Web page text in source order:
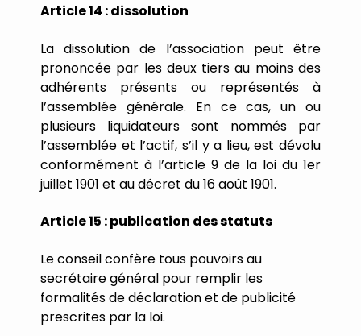
Article14 :dissolution
La dissolution de l’association peut être
prononcée par les deux tiers au moins des
adhérents
présents ou représentés
à
l’assemblée générale. En ce cas, un ou
plusieurs
liquidateurs sont nommés
par
l’assemblée et l’actif, s’il y a lieu, est dévolu
conformément à l’article 9 de la loi du 1er
juillet 1901 et audécret du16août 1901.
Article15 :publication desstatuts
Leconseilconfère tous pouvoirsau
secrétairegénéral pour remplir les
formalitésdedéclarationet de publicité
prescrites par la loi.